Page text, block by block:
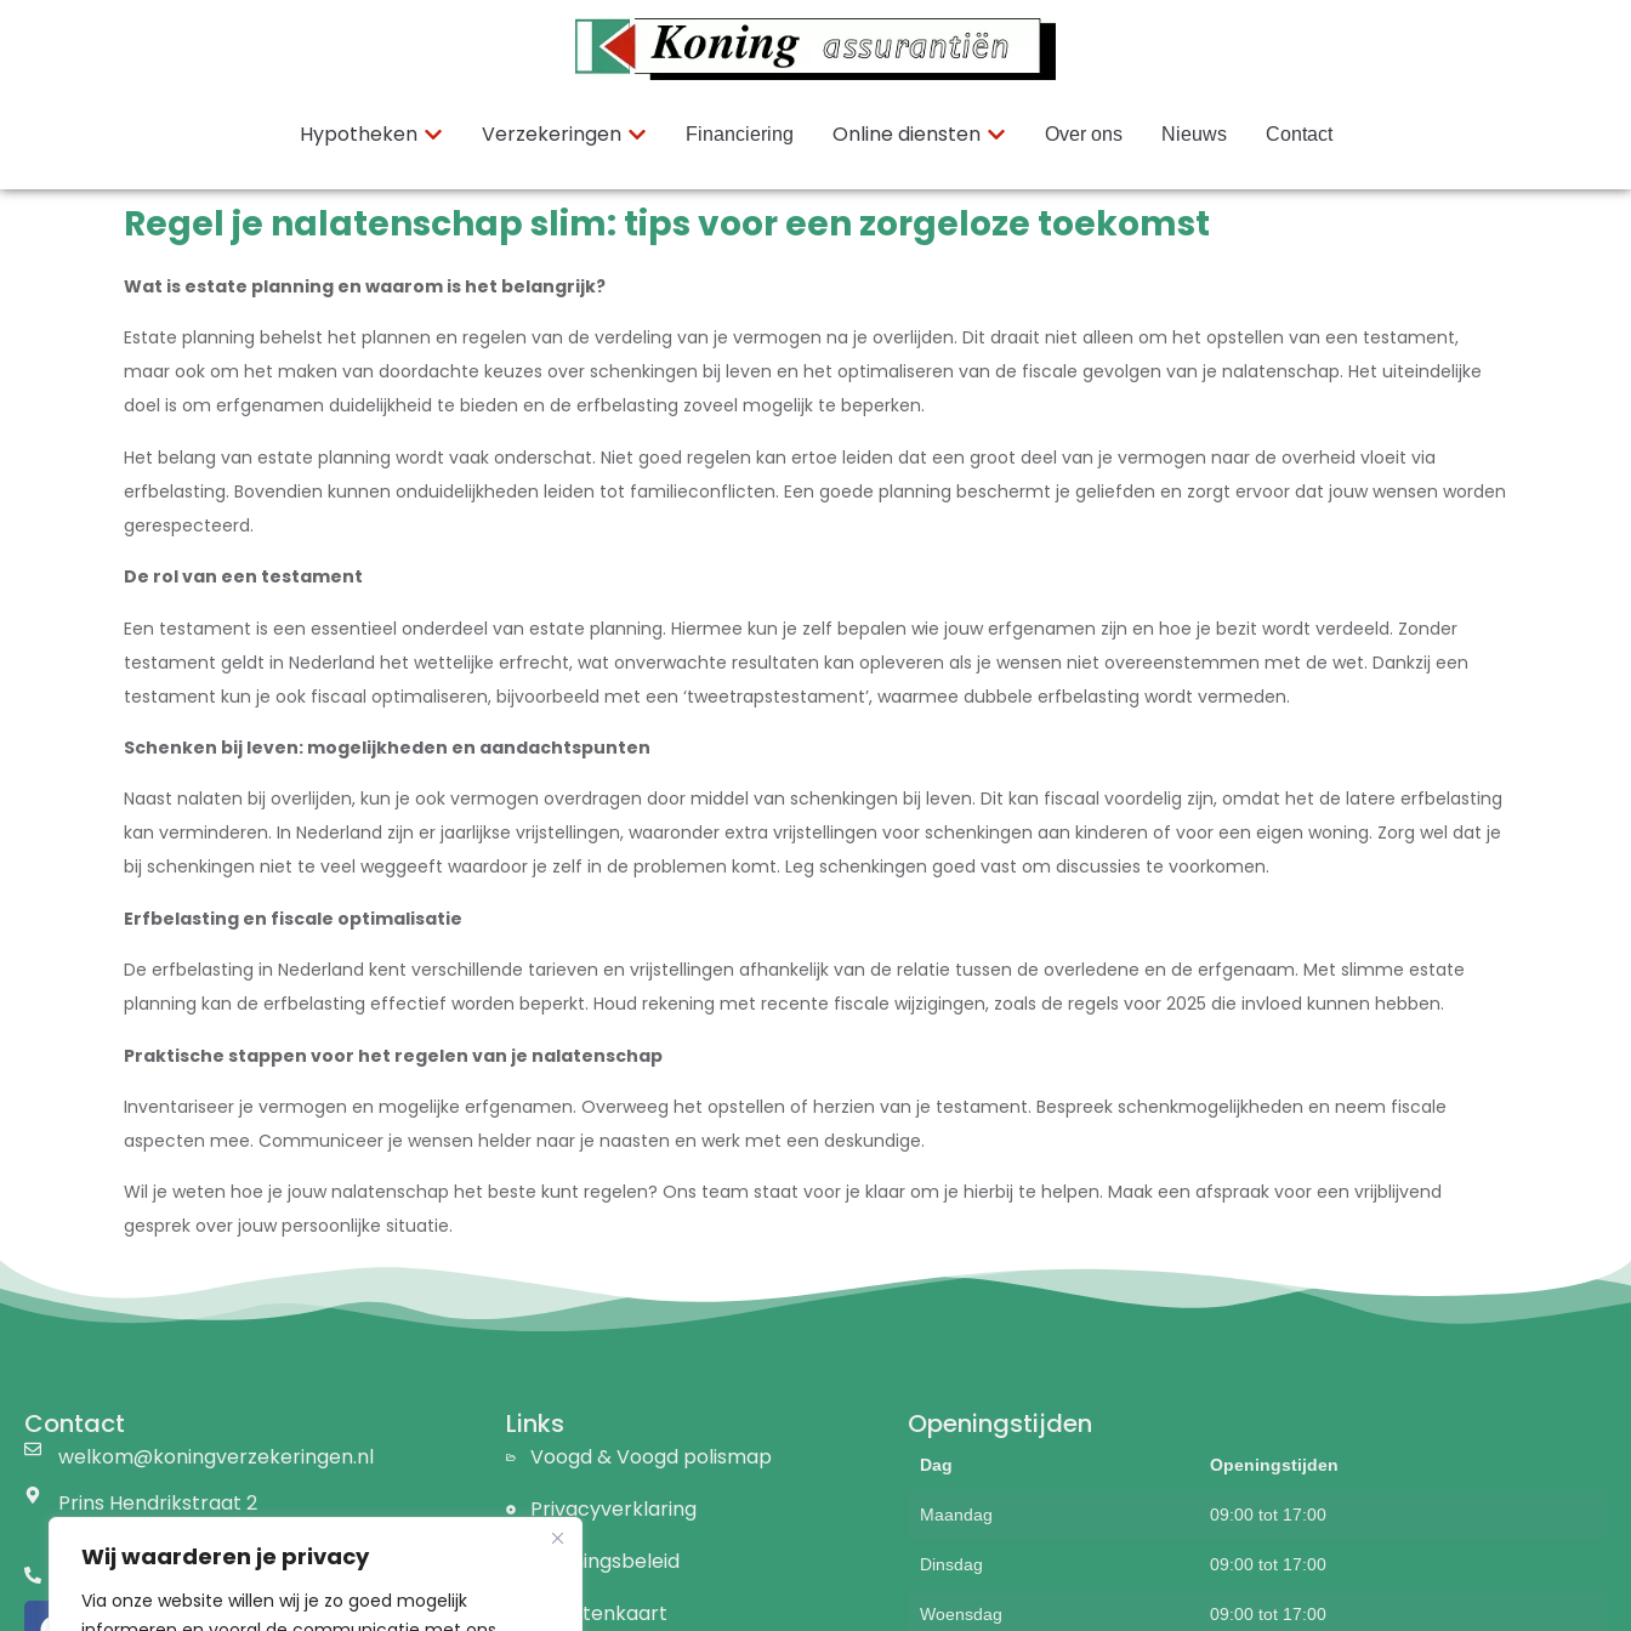
Wij waarderen je privacy
Via onze website willen wij je zo goed mogelijk
Hypotheken Verzekeringen Financiering Online diensten Over ons Nieuws Contact
Regel je nalatenschap slim: tips voor een zorgeloze toekomst
Wat is estate planning en waarom is het belangrijk?
Estate planning behelst het plannen en regelen van de verdeling van je vermogen na je overlijden. Dit draait niet alleen om het opstellen van een testament,
maar ook om het maken van doordachte keuzes over schenkingen bij leven en het optimaliseren van de fiscale gevolgen van je nalatenschap. Het uiteindelijke
doel is om erfgenamen duidelijkheid te bieden en de erfbelasting zoveel mogelijk te beperken.
Het belang van estate planning wordt vaak onderschat. Niet goed regelen kan ertoe leiden dat een groot deel van je vermogen naar de overheid vloeit via
erfbelasting. Bovendien kunnen onduidelijkheden leiden tot familieconflicten. Een goede planning beschermt je geliefden en zorgt ervoor dat jouw wensen worden
gerespecteerd.
De rol van een testament
Een testament is een essentieel onderdeel van estate planning. Hiermee kun je zelf bepalen wie jouw erfgenamen zijn en hoe je bezit wordt verdeeld. Zonder
testament geldt in Nederland het wettelijke erfrecht, wat onverwachte resultaten kan opleveren als je wensen niet overeenstemmen met de wet. Dankzij een
testament kun je ook fiscaal optimaliseren, bijvoorbeeld met een ‘tweetrapstestament’, waarmee dubbele erfbelasting wordt vermeden.
Schenken bij leven: mogelijkheden en aandachtspunten
Naast nalaten bij overlijden, kun je ook vermogen overdragen door middel van schenkingen bij leven. Dit kan fiscaal voordelig zijn, omdat het de latere erfbelasting
kan verminderen. In Nederland zijn er jaarlijkse vrijstellingen, waaronder extra vrijstellingen voor schenkingen aan kinderen of voor een eigen woning. Zorg wel dat je
bij schenkingen niet te veel weggeeft waardoor je zelf in de problemen komt. Leg schenkingen goed vast om discussies te voorkomen.
Erfbelasting en fiscale optimalisatie
De erfbelasting in Nederland kent verschillende tarieven en vrijstellingen afhankelijk van de relatie tussen de overledene en de erfgenaam. Met slimme estate
planning kan de erfbelasting effectief worden beperkt. Houd rekening met recente fiscale wijzigingen, zoals de regels voor 2025 die invloed kunnen hebben.
Praktische stappen voor het regelen van je nalatenschap
Inventariseer je vermogen en mogelijke erfgenamen. Overweeg het opstellen of herzien van je testament. Bespreek schenkmogelijkheden en neem fiscale
aspecten mee. Communiceer je wensen helder naar je naasten en werk met een deskundige.
Wil je weten hoe je jouw nalatenschap het beste kunt regelen? Ons team staat voor je klaar om je hierbij te helpen. Maak een afspraak voor een vrijblijvend
gesprek over jouw persoonlijke situatie.
Contact
welkom@koningverzekeringen.nl
Prins Hendrikstraat 2
Links
Voogd & Voogd polismap
Privacyverklaring
Beloningsbeleid
Dienstenkaart
Openingstijden
Dag Openingstijden
Maandag 09:00 tot 17:00
Dinsdag 09:00 tot 17:00
Woensdag 09:00 tot 17:00